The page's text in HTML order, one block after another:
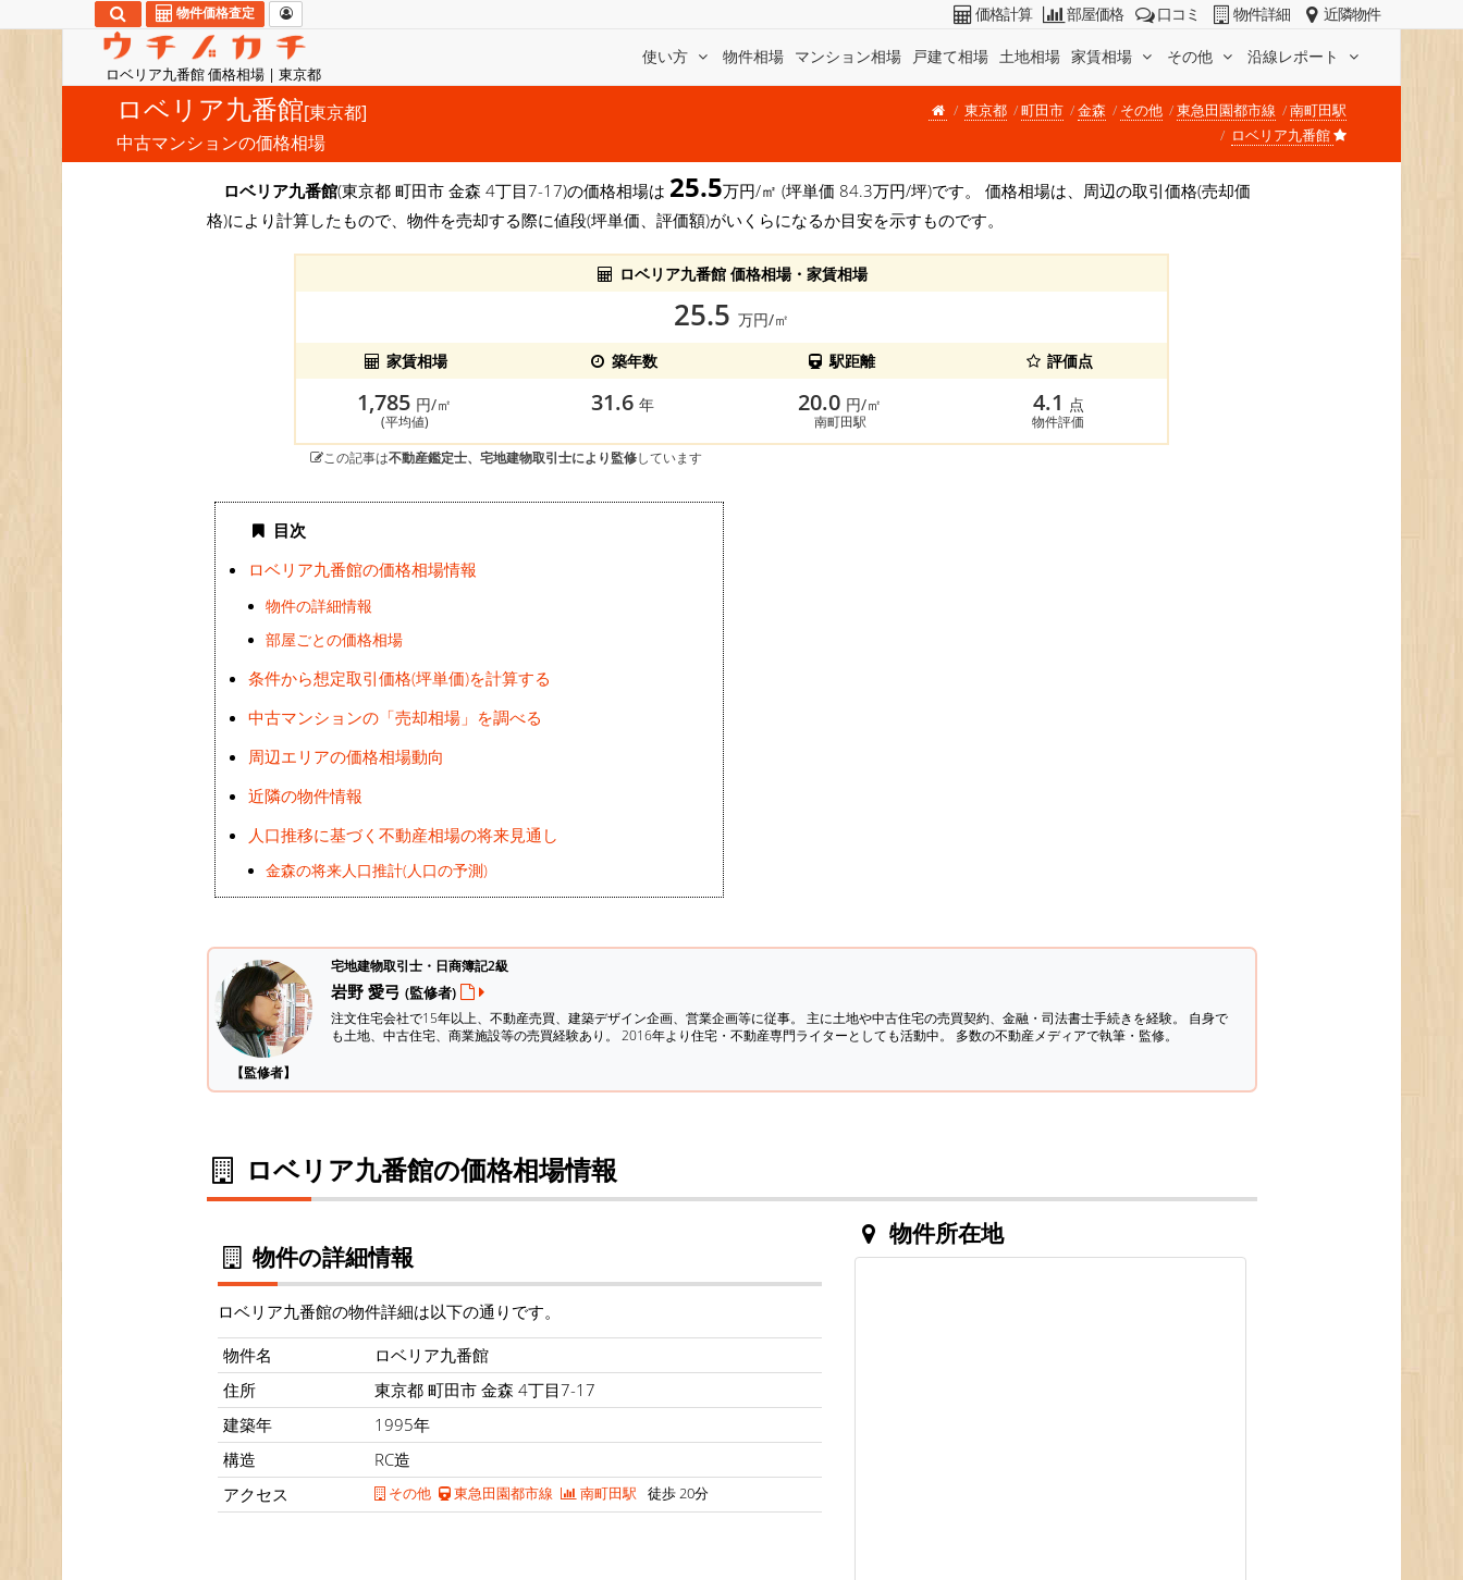
ロベリア九番館 価格相場 | 東京都
使い方 物件相場 マンション相場 戸建て相場 土地相場 家賃相場 その他 沿線レポート
物件価格査定 価格計算 部屋価格 口コミ 物件詳細 近隣物件
ロベリア九番館[東京都]
中古マンションの価格相場
東京都 町田市 金森 その他 東急田園都市線
南町田駅
ロベリア九番館
ロベリア九番館(東京都 町田市 金森 4丁目7-17)の価格相場は 25.5万円/㎡ (坪単価 84.3万円/坪)です。 価格相場は、周辺の取引価格(売却価
格)により計算したもので、物件を売却する際に値段(坪単価、評価額)がいくらになるか目安を示すものです。
ロベリア九番館 価格相場・家賃相場
25.5 万円/㎡
家賃相場
築年数 駅距離 評価点
1,785 円/㎡
(平均値)
31.6 年 20.0 円/㎡
南町田駅
4.1 点
物件評価
この記事は不動産鑑定士、宅地建物取引士により監修しています
目次
ロベリア九番館の価格相場情報
物件の詳細情報
部屋ごとの価格相場
条件から想定取引価格(坪単価)を計算する
中古マンションの「売却相場」を調べる
周辺エリアの価格相場動向
近隣の物件情報
人口推移に基づく不動産相場の将来見通し
金森の将来人口推計(人口の予測)
【監修者】
宅地建物取引士・日商簿記2級
岩野 愛弓 (監修者)
注文住宅会社で15年以上、不動産売買、建築デザイン企画、営業企画等に従事。 主に土地や中古住宅の売買契約、金融・司法書士手続きを経験。 自身で
も土地、中古住宅、商業施設等の売買経験あり。 2016年より住宅・不動産専門ライターとしても活動中。 多数の不動産メディアで執筆・監修。
ロベリア九番館の価格相場情報
物件の詳細情報
ロベリア九番館の物件詳細は以下の通りです。
物件名
ロベリア九番館
住所
東京都 町田市 金森 4丁目7-17
建築年
1995年
構造
RC造
アクセス
その他 東急田園都市線 南町田駅 徒歩 20分
物件所在地